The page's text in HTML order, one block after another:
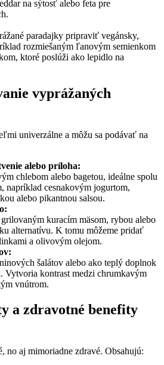
na sýtosť alebo feta pre
paradajky pripraviť vegánsky,
rozmiešaným ľanovým semienkom
ktoré poslúži ako lepidlo na
vyprážaných
univerzálne a môžu sa podávať na
alebo príloha:
chlebom alebo bagetou, ideálne spolu
napríklad cesnakovým jogurtom,
alebo pikantnou salsou.
kuracím mäsom, rybou alebo
alternatívu. K tomu môžeme pridať
a olivovým olejom.
šalátov alebo ako teplý doplnok
Vytvoria kontrast medzi chrumkavým
vnútrom.
a zdravotné benefity
no aj mimoriadne zdravé. Obsahujú: